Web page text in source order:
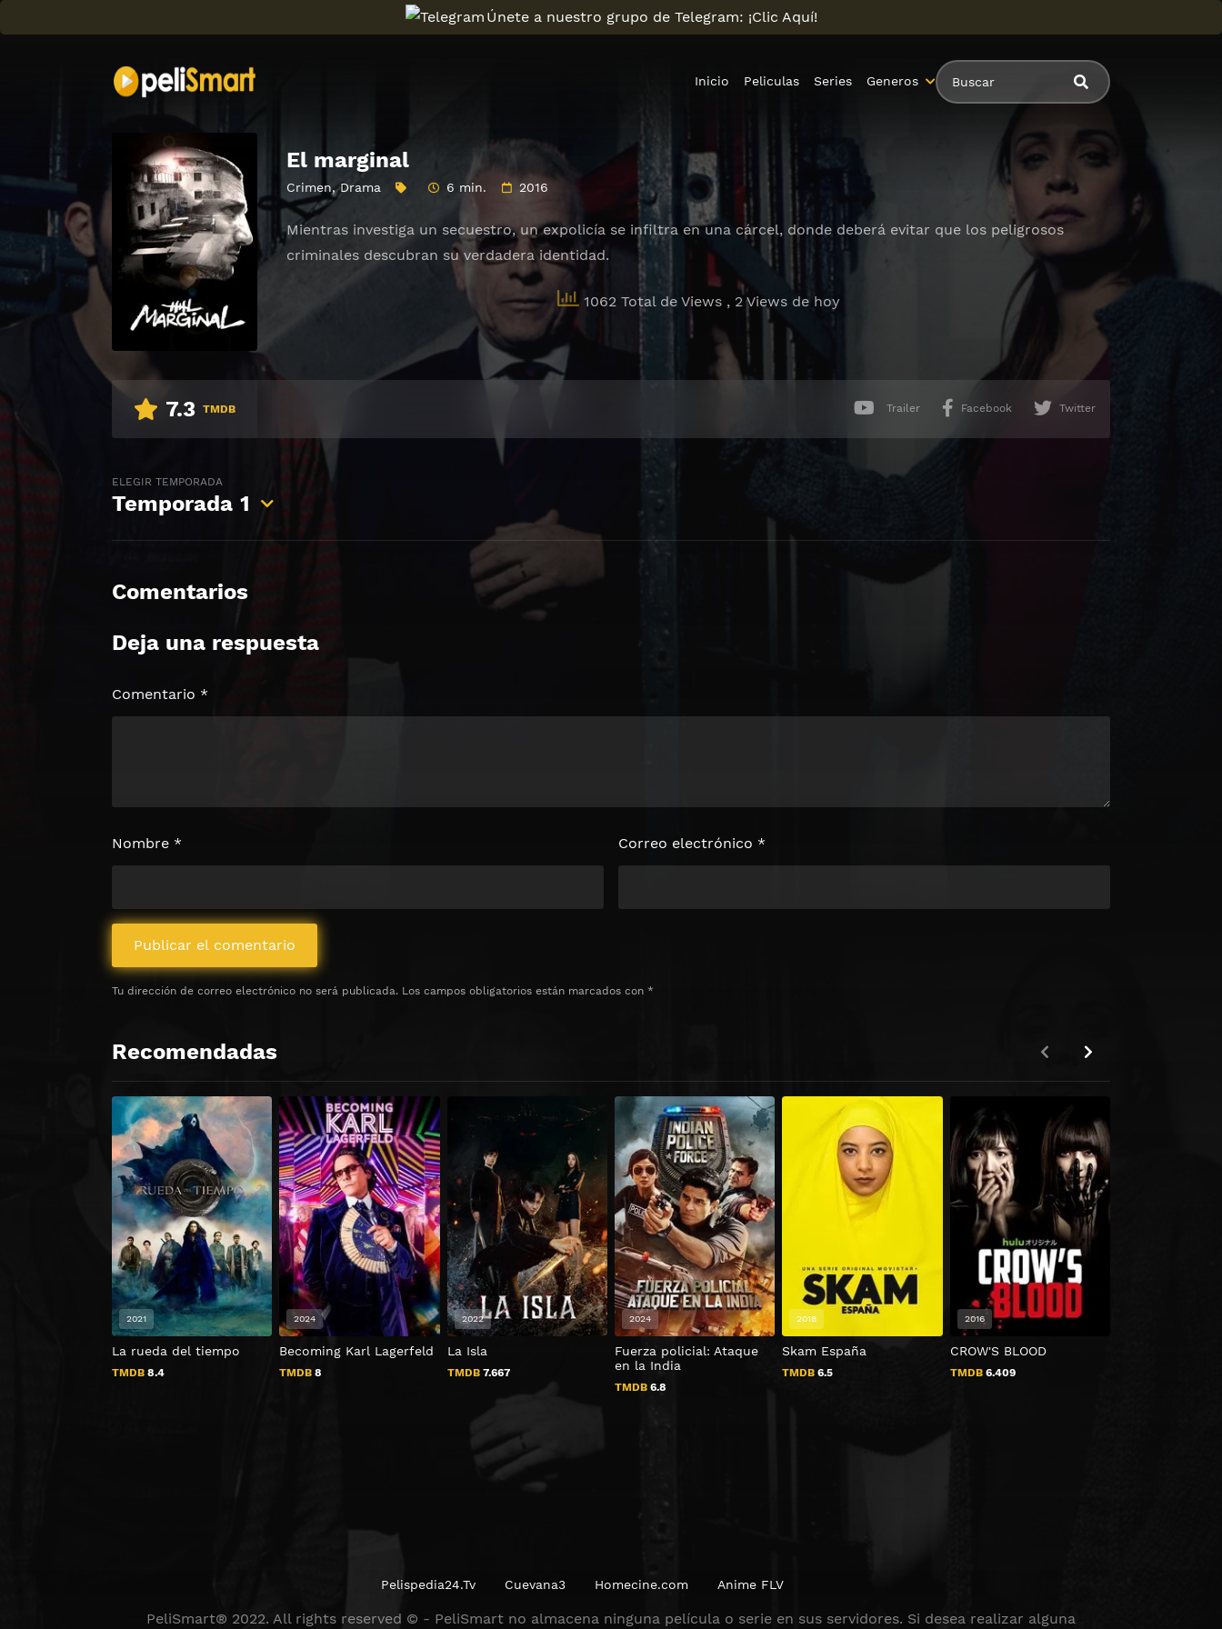
Únete a nuestro grupo de Telegram: ¡Clic Aquí!
Inicio Peliculas Series Generos
El marginal
Crimen,Drama 6 min. 2016
Mientras investiga un secuestro, un expolicía se infiltra en una cárcel, donde deberá evitar que los peligrosos
criminales descubran su verdadera identidad.
1062 Total de Views , 2 Views de hoy
7.3 TMDB Trailer Facebook Twitter
ELEGIR TEMPORADA
Temporada 1
Comentarios
Deja una respuesta
Tu dirección de correo electrónico no será publicada. Los campos obligatorios están marcados con *
Comentario *
Nombre * Correo electrónico *
Recomendadas
La rueda del tiempo
TMDB 8.4
2021
Becoming Karl Lagerfeld
TMDB 8
2024
La Isla
TMDB7.667
2022
Fuerza policial: Ataque
en la India
TMDB6.8
2024
Skam España
TMDB 6.5
2018
CROW'S BLOOD
TMDB6.409
2016
Pelispedia24.Tv Cuevana3 Homecine.com Anime FLV
PeliSmart® 2022. All rights reserved © - PeliSmart no almacena ninguna película o serie en sus servidores. Si desea realizar alguna